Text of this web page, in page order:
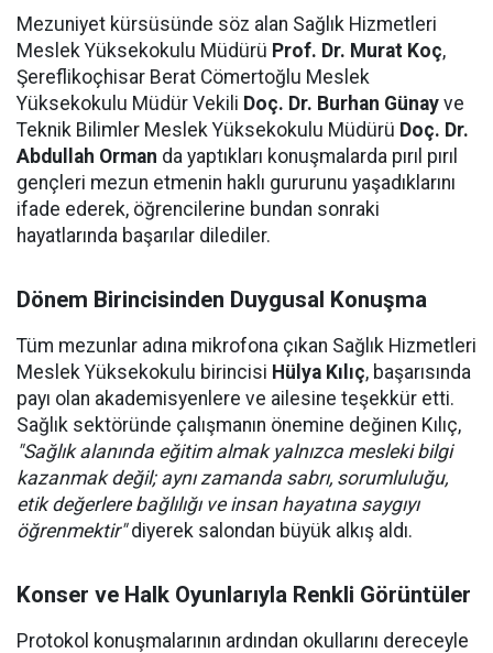
Mezuniyet kürsüsünde söz alan Sağlık Hizmetleri
Meslek Yüksekokulu Müdürü Prof. Dr. Murat Koç,
Şereflikoçhisar Berat Cömertoğlu Meslek
Yüksekokulu Müdür Vekili Doç. Dr. Burhan Günay ve
Teknik Bilimler Meslek Yüksekokulu Müdürü Doç. Dr.
Abdullah Orman da yaptıkları konuşmalarda pırıl pırıl
gençleri mezun etmenin haklı gururunu yaşadıklarını
ifade ederek, öğrencilerine bundan sonraki
hayatlarında başarılar dilediler.
Dönem Birincisinden Duygusal Konuşma
Tüm mezunlar adına mikrofona çıkan Sağlık Hizmetleri
Meslek Yüksekokulu birincisi Hülya Kılıç, başarısında
payı olan akademisyenlere ve ailesine teşekkür etti.
Sağlık sektöründe çalışmanın önemine değinen Kılıç,
"Sağlık alanında eğitim almak yalnızca mesleki bilgi
kazanmak değil; aynı zamanda sabrı, sorumluluğu,
etik değerlere bağlılığı ve insan hayatına saygıyı
öğrenmektir"diyerek salondan büyük alkış aldı.
Konser ve Halk Oyunlarıyla Renkli Görüntüler
Protokol konuşmalarının ardından okullarını dereceyle